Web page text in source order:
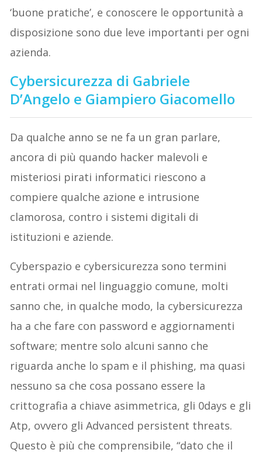
‘buone pratiche’, e conoscere le opportunità a
disposizione sono due leve importanti per ogni
azienda.
Cybersicurezza di Gabriele
D’Angelo e Giampiero Giacomello
Da qualche anno se ne fa un gran parlare,
ancora di più quando hacker malevoli e
misteriosi pirati informatici riescono a
compiere qualche azione e intrusione
clamorosa, contro i sistemi digitali di
istituzioni e aziende.
Cyberspazio e cybersicurezza sono termini
entrati ormai nel linguaggio comune, molti
sanno che, in qualche modo, la cybersicurezza
ha a che fare con password e aggiornamenti
software; mentre solo alcuni sanno che
riguarda anche lo spam e il phishing, ma quasi
nessuno sa che cosa possano essere la
crittografia a chiave asimmetrica, gli 0days e gli
Atp, ovvero gli Advanced persistent threats.
Questo è più che comprensibile, “dato che il